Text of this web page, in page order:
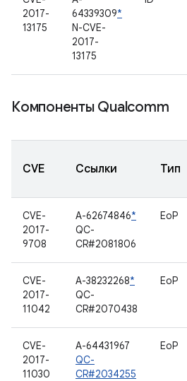
2017-
13175
64339309*
N-CVE-
2017-
13175
Компоненты Qualcomm
CVE Ссылки Тип
CVE-
2017-
9708
A-62674846*
QC-
CR#2081806
EoP
CVE-
2017-
11042
A-38232268*
QC-
CR#2070438
EoP
CVE-
2017-
11030
A-64431967
QC-
CR#2034255
EoP